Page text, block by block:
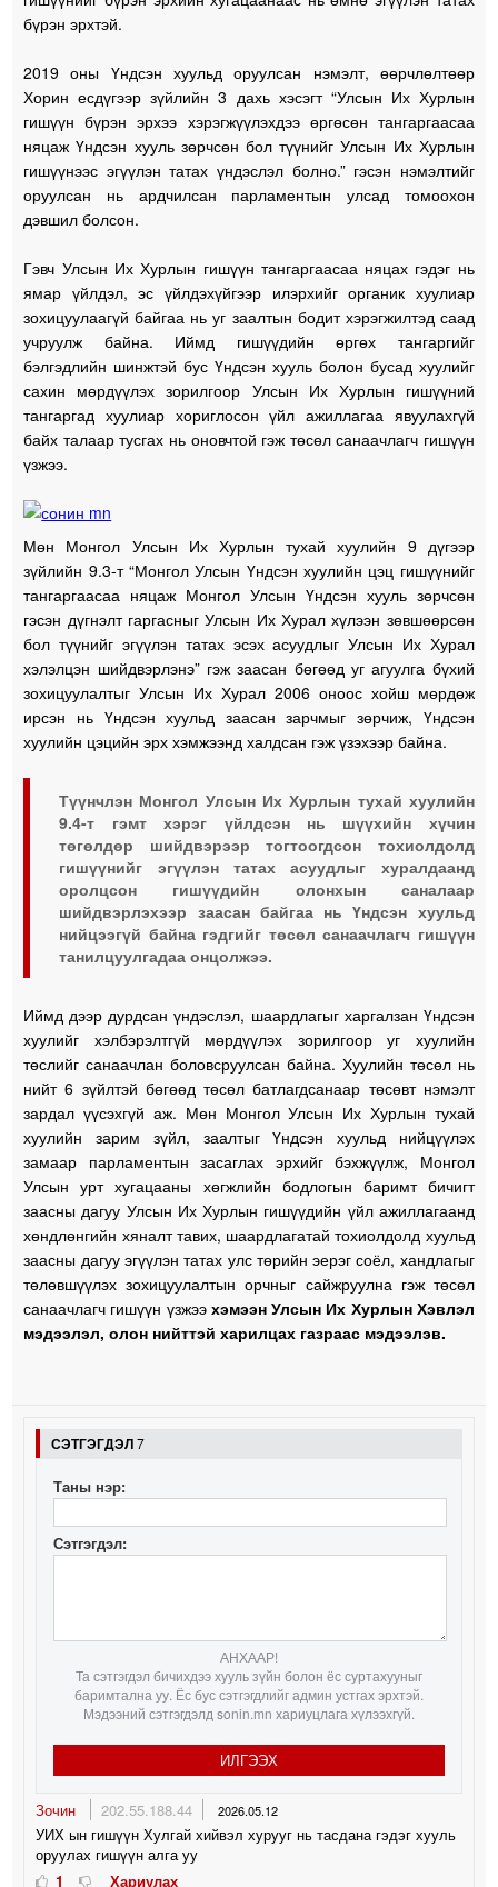
бүрэн эрхтэй.
2019 оны Үндсэн хуульд оруулсан нэмэлт, өөрчлөлтөөр
Хорин есдүгээр зүйлийн 3 дахь хэсэгт “Улсын Их Хурлын
гишүүн бүрэн эрхээ хэрэгжүүлэхдээ өргөсөн тангаргаасаа
няцаж Үндсэн хууль зөрчсөн бол түүнийг Улсын Их Хурлын
гишүүнээс эгүүлэн татах үндэслэл болно.” гэсэн нэмэлтийг
оруулсан нь ардчилсан парламентын улсад томоохон
дэвшил болсон.
Гэвч Улсын Их Хурлын гишүүн тангаргаасаа няцах гэдэг нь
ямар үйлдэл, эс үйлдэхүйгээр илэрхийг органик хуулиар
зохицуулаагүй байгаа нь уг заалтын бодит хэрэгжилтэд саад
учруулж байна. Иймд гишүүдийн өргөх тангаргийг
бэлгэдлийн шинжтэй бус Үндсэн хууль болон бусад хуулийг
сахин мөрдүүлэх зорилгоор Улсын Их Хурлын гишүүний
тангаргад хуулиар хориглосон үйл ажиллагаа явуулахгүй
байх талаар тусгах нь оновчтой гэж төсөл санаачлагч гишүүн
үзжээ.
Мөн Монгол Улсын Их Хурлын тухай хуулийн 9 дүгээр
зүйлийн 9.3-т “Монгол Улсын Үндсэн хуулийн цэц гишүүнийг
тангаргаасаа няцаж Монгол Улсын Үндсэн хууль зөрчсөн
гэсэн дүгнэлт гаргасныг Улсын Их Хурал хүлээн зөвшөөрсөн
бол түүнийг эгүүлэн татах эсэх асуудлыг Улсын Их Хурал
хэлэлцэн шийдвэрлэнэ” гэж заасан бөгөөд уг агуулга бүхий
зохицуулалтыг Улсын Их Хурал 2006 оноос хойш мөрдөж
ирсэн нь Үндсэн хуульд заасан зарчмыг зөрчиж, Үндсэн
хуулийн цэцийн эрх хэмжээнд халдсан гэж үзэхээр байна.
Түүнчлэн Монгол Улсын Их Хурлын тухай хуулийн
9.4-т гэмт хэрэг үйлдсэн нь шүүхийн хүчин
төгөлдөр шийдвэрээр тогтоогдсон тохиолдолд
гишүүнийг эгүүлэн татах асуудлыг хуралдаанд
оролцсон гишүүдийн олонхын саналаар
шийдвэрлэхээр заасан байгаа нь Үндсэн хуульд
нийцээгүй байна гэдгийг төсөл санаачлагч гишүүн
танилцуулгадаа онцолжээ.
Иймд дээр дурдсан үндэслэл, шаардлагыг харгалзан Үндсэн
хуулийг хэлбэрэлтгүй мөрдүүлэх зорилгоор уг хуулийн
төслийг санаачлан боловсруулсан байна. Хуулийн төсөл нь
нийт 6 зүйлтэй бөгөөд төсөл батлагдсанаар төсөвт нэмэлт
зардал үүсэхгүй аж. Мөн Монгол Улсын Их Хурлын тухай
хуулийн зарим зүйл, заалтыг Үндсэн хуульд нийцүүлэх
замаар парламентын засаглах эрхийг бэхжүүлж, Монгол
Улсын урт хугацааны хөгжлийн бодлогын баримт бичигт
заасны дагуу Улсын Их Хурлын гишүүдийн үйл ажиллагаанд
хөндлөнгийн хяналт тавих, шаардлагатай тохиолдолд хуульд
заасны дагуу эгүүлэн татах улс төрийн эерэг соёл, хандлагыг
төлөвшүүлэх зохицуулалтын орчныг сайжруулна гэж төсөл
санаачлагч гишүүн үзжээ хэмээн Улсын Их Хурлын Хэвлэл
мэдээлэл, олон нийттэй харилцах газраас мэдээлэв.
СЭТГЭГДЭЛ7
Таны нэр:
Сэтгэгдэл:
АНХААР!
Та сэтгэгдэл бичихдээ хууль зүйн болон ёс суртахууныг
баримтална уу. Ёс бус сэтгэгдлийг админ устгах эрхтэй.
Мэдээний сэтгэгдэлд sonin.mn хариуцлага хүлээхгүй.
ИЛГЭЭХ
Зочин 202.55.188.44 2026.05.12
УИХ ын гишүүн Хулгай хийвэл хурууг нь тасдана гэдэг хууль
оруулах гишүүн алга уу
1
Хариулах